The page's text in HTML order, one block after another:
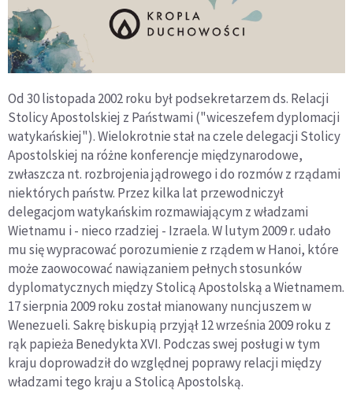
Od 30 listopada 2002 roku był podsekretarzem ds. Relacji
Stolicy Apostolskiej z Państwami ("wiceszefem dyplomacji
watykańskiej"). Wielokrotnie stał na czele delegacji Stolicy
Apostolskiej na różne konferencje międzynarodowe,
zwłaszcza nt. rozbrojenia jądrowego i do rozmów z rządami
niektórych państw. Przez kilka lat przewodniczył
delegacjom watykańskim rozmawiającym z władzami
Wietnamu i - nieco rzadziej - Izraela. W lutym 2009 r. udało
mu się wypracować porozumienie z rządem w Hanoi, które
może zaowocować nawiązaniem pełnych stosunków
dyplomatycznych między Stolicą Apostolską a Wietnamem.
17 sierpnia 2009 roku został mianowany nuncjuszem w
Wenezueli. Sakrę biskupią przyjął 12 września 2009 roku z
rąk papieża Benedykta XVI. Podczas swej posługi w tym
kraju doprowadził do względnej poprawy relacji między
władzami tego kraju a Stolicą Apostolską.